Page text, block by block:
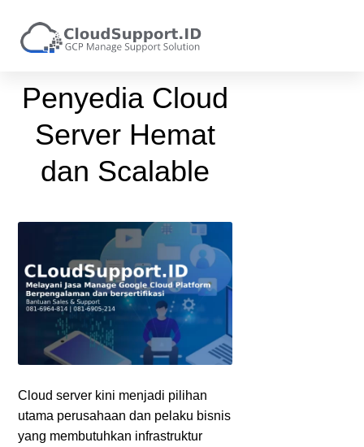
Penyedia Cloud
Server Hemat
dan Scalable
Cloud server kini menjadi pilihan
utama perusahaan dan pelaku bisnis
yang membutuhkan infrastruktur